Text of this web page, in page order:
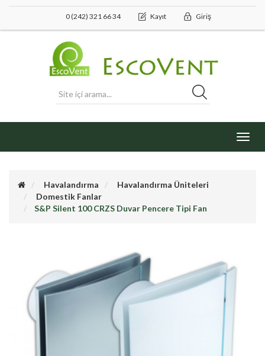
0 (242) 321 66 34 Kayıt Giriş
Havalandırma
Havalandırma Üniteleri
Domestik Fanlar
S&P Silent 100 CRZS Duvar Pencere Tipi Fan